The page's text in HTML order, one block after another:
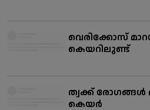
വെരിക്കോസ്
കെയറിലുണ്ട്
ത്വക്ക്
കെയർ